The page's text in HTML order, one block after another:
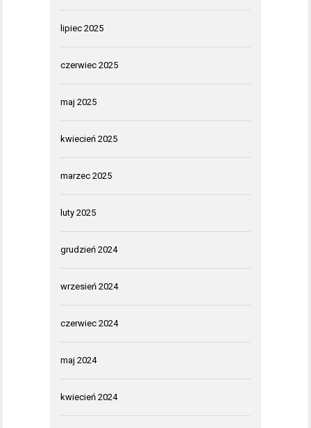
lipiec 2025
czerwiec 2025
maj 2025
kwiecień 2025
marzec 2025
luty 2025
grudzień 2024
wrzesień 2024
czerwiec 2024
maj 2024
kwiecień 2024